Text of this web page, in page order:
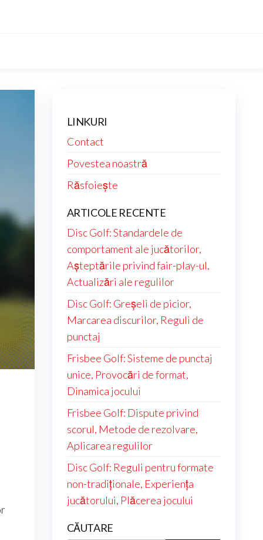
LINKURI
Contact
Povestea noastră
Răsfoiește
ARTICOLE RECENTE
Disc Golf: Standardele de
comportament ale jucătorilor,
Așteptările privind fair-play-ul,
Actualizări ale regulilor
Disc Golf: Greșeli de picior,
Marcarea discurilor, Reguli de
punctaj
Frisbee Golf: Sisteme de punctaj
unice, Provocări de format,
Dinamica jocului
Frisbee Golf: Dispute privind
scorul, Metode de rezolvare,
Aplicarea regulilor
Disc Golf: Reguli pentru formate
non-tradiționale, Experiența
jucătorului, Plăcerea jocului
CĂUTARE